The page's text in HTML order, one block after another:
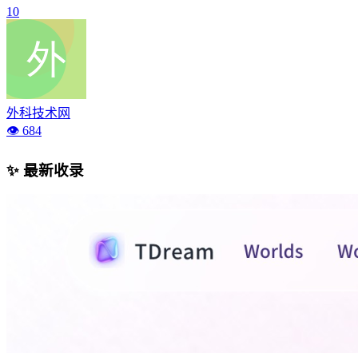
10
外科技术网
👁️ 684
✨ 最新收录